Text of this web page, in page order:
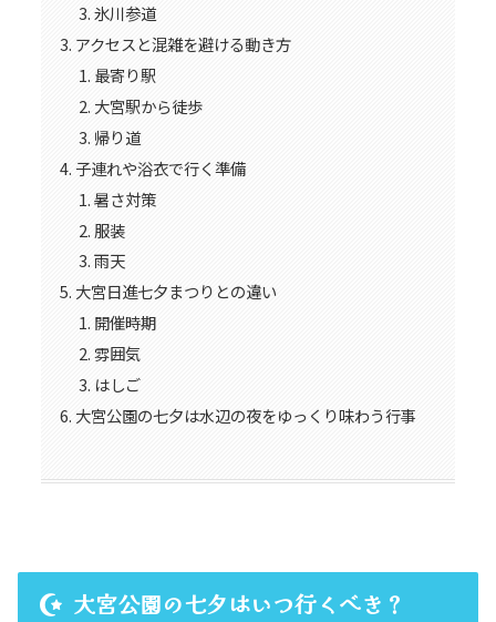
氷川参道
アクセスと混雑を避ける動き方
最寄り駅
大宮駅から徒歩
帰り道
子連れや浴衣で行く準備
暑さ対策
服装
雨天
大宮日進七夕まつりとの違い
開催時期
雰囲気
はしご
大宮公園の七夕は水辺の夜をゆっくり味わう行事
大宮公園の七夕はいつ行くべき？